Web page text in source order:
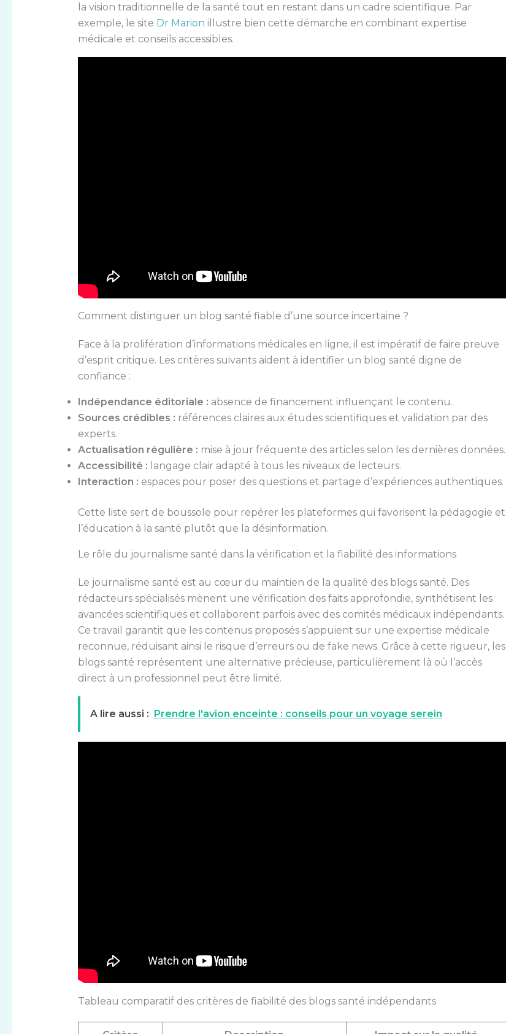
la vision traditionnelle de la santé tout en restant dans un cadre scientifique. Par
exemple, le site Dr Marion illustre bien cette démarche en combinant expertise
médicale et conseils accessibles.
Comment distinguer un blog santé fiable d’une source incertaine ?
Face à la prolifération d’informations médicales en ligne, il est impératif de faire preuve
d’esprit critique. Les critères suivants aident à identifier un blog santé digne de
confiance :
Indépendance éditoriale : absence de financement influençant le contenu.
Sources crédibles : références claires aux études scientifiques et validation par des
experts.
Actualisation régulière : mise à jour fréquente des articles selon les dernières données.
Accessibilité : langage clair adapté à tous les niveaux de lecteurs.
Interaction : espaces pour poser des questions et partage d’expériences authentiques.
Cette liste sert de boussole pour repérer les plateformes qui favorisent la pédagogie et
l’éducation à la santé plutôt que la désinformation.
Le rôle du journalisme santé dans la vérification et la fiabilité des informations
Le journalisme santé est au cœur du maintien de la qualité des blogs santé. Des
rédacteurs spécialisés mènent une vérification des faits approfondie, synthétisent les
avancées scientifiques et collaborent parfois avec des comités médicaux indépendants.
Ce travail garantit que les contenus proposés s’appuient sur une expertise médicale
reconnue, réduisant ainsi le risque d’erreurs ou de fake news. Grâce à cette rigueur, les
blogs santé représentent une alternative précieuse, particulièrement là où l’accès
direct à un professionnel peut être limité.
A lire aussi : Prendre l'avion enceinte : conseils pour un voyage serein
Tableau comparatif des critères de fiabilité des blogs santé indépendants